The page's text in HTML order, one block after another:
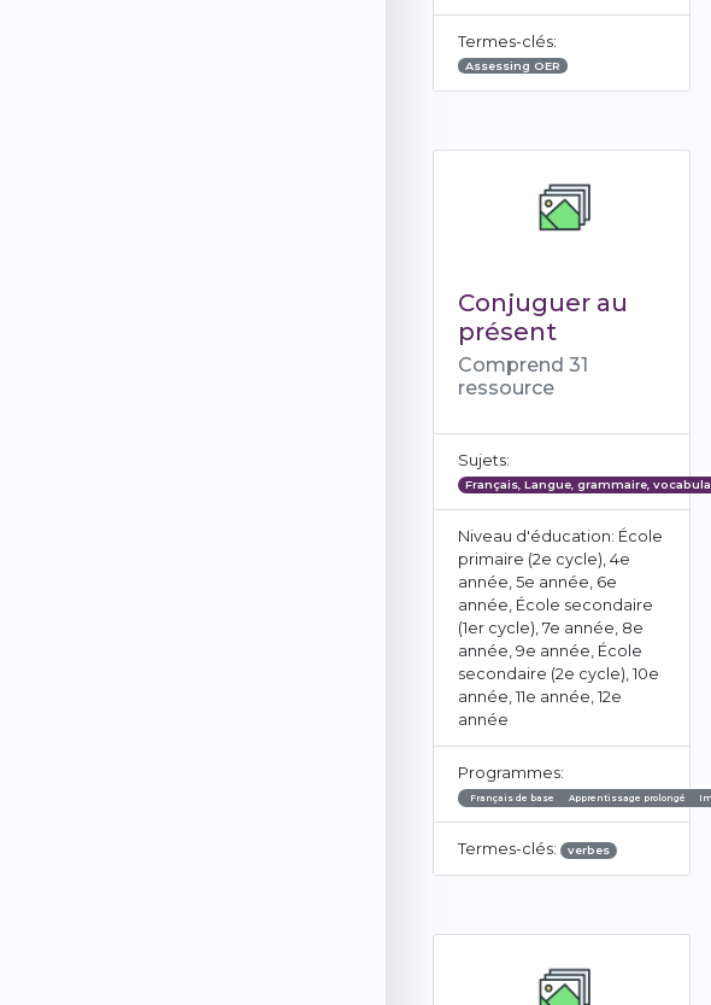
Termes-clés:
Assessing OER
Conjuguer au
présent
Comprend 31
ressource
Sujets:
Français, Langue, grammaire,
Niveau d'éducation: École
primaire (2e cycle), 4e
année, 5e année, 6e
année, École secondaire
(1er cycle), 7e année, 8e
année, 9e année, École
secondaire (2e cycle), 10e
année, 11e année, 12e
année
Programmes:
Français de base Apprentissage prolongé
Termes-clés: verbes